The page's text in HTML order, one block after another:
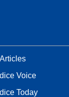
Voice
Today